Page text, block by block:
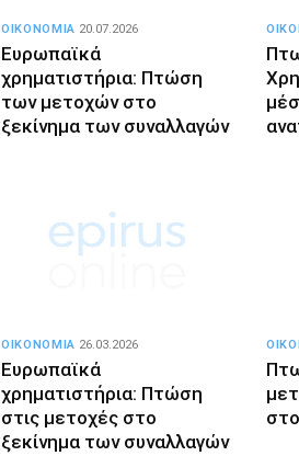
Ευρωπαϊκά
χρηματιστήρια: Πτώση
των μετοχών στο
ξεκίνημα των συναλλαγών
ΟΙΚΟΝΟΜΙΑ 20.07.2026
Ευρωπαϊκά
χρηματιστήρια: Πτώση
στις μετοχές στο
ξεκίνημα των συναλλαγών
ΟΙΚΟΝΟΜΙΑ 26.03.2026